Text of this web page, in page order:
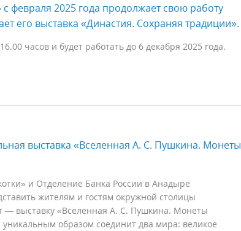
февраля 2025 года продолжает свою работу
его выставка «Династия. Сохраняя традиции».
часов и будет работать до 6 декабря 2025 года.
выставка «Вселенная А. С. Пушкина. Монеты
и Отделение Банка России в Анадыре
жителям и гостям окружной столицы
— выставку «Вселенная А. С. Пушкина. Монеты
образом соединит два мира: великое